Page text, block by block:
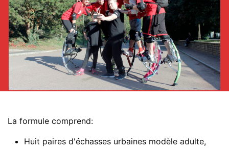
La formule comprend:
Huit paires d'échasses urbaines modèle adulte,